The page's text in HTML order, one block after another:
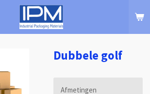
Dubbele golf
Afmetingen